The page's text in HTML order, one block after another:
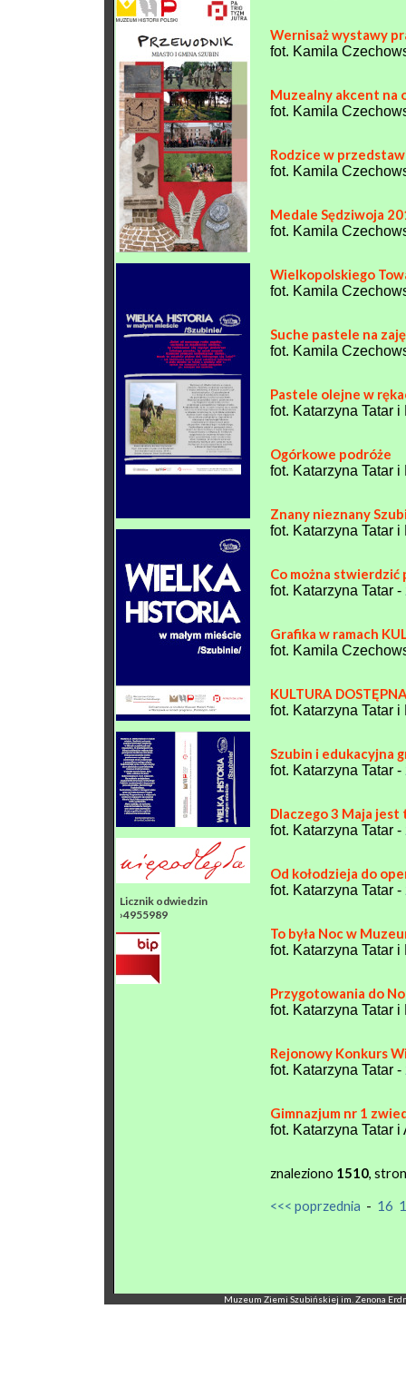
Licznik odwiedzin
›4955989
Wernisaż wystawy
fot. Kamila
Muzealny akcent na
fot. Kamila
Rodzice w
fot. Kamila
Medale Sędziwoja
fot. Kamila
Wielkopolskiego
fot. Kamila
Suche pastele na
fot. Kamila
Pastele olejne w
fot. Katarzyna Tatar
Ogórkowe podróże
fot. Katarzyna Tatar
Znany nieznany
fot. Katarzyna Tatar
Co można
fot. Katarzyna Tatar -
Grafika w ramach
fot. Kamila
KULTURA
fot. Katarzyna Tatar
Szubin i edukacyjna
fot. Katarzyna Tatar -
Dlaczego 3 Maja jest
fot. Katarzyna Tatar -
Od kołodzieja do
fot. Katarzyna Tatar -
To była Noc w
fot. Katarzyna Tatar
Przygotowania do
fot. Katarzyna Tatar
Rejonowy Konkurs
fot. Katarzyna Tatar -
Gimnazjum nr 1
fot. Katarzyna Tatar
znaleziono 1510,
<<< poprzednia - 16
Muzeum Ziemi Szubińskiej im. Zenona